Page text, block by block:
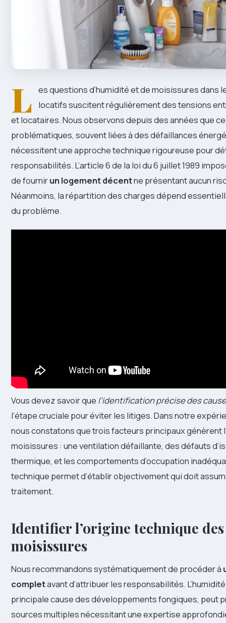
L es questions d’humidité et de moisissures dans
locatifs suscitent régulièrement des tensions
et locataires. Nous observons depuis des années que
problématiques, souvent liées à des défaillances
nécessitent une approche technique rigoureuse pour
responsabilités. L’article 6 de la loi du 6 juillet 1989
de fournirun logement décentne présentant aucun
Néanmoins, la répartition des charges dépend
du problème.
Vous devez savoir que l’identification précise des
l’étape cruciale pour éviter les litiges. Dans notre
nous constatons que trois facteurs principaux génèrent
moisissures : une ventilation défaillante, des défauts
thermique, et les comportements d’occupation
technique permet d’établir objectivement qui doit
traitement.
Identifier l’origine technique des
moisissures
Nous recommandons systématiquement de procéder à
completavant d’attribuer les responsabilités.
principale cause des développements fongiques, peut
sources multiples nécessitant une expertise